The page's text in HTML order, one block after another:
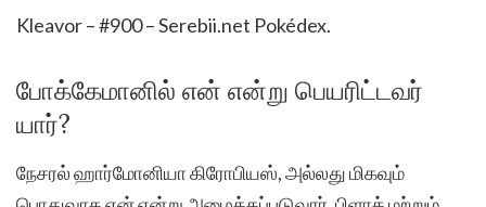
Kleavor – #900 – Serebii.net Pokédex.
போக்கேமானில் என் என்று பெயரிட்டவர்
யார்?
நேசரல் ஹார்மோனியா கிரோபியஸ், அல்லது மிகவும்